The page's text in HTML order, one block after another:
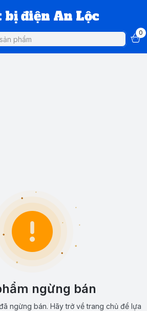
điện An Lộc
0
ngừng bán
ngừng bán. Hãy trở về trang chủ để lựa